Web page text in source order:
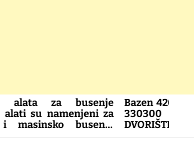
busenje
za
busenje
dubina.
Bazen 420x84cm 7820 l
330300 |
DVORIŠTE I BAŠTA